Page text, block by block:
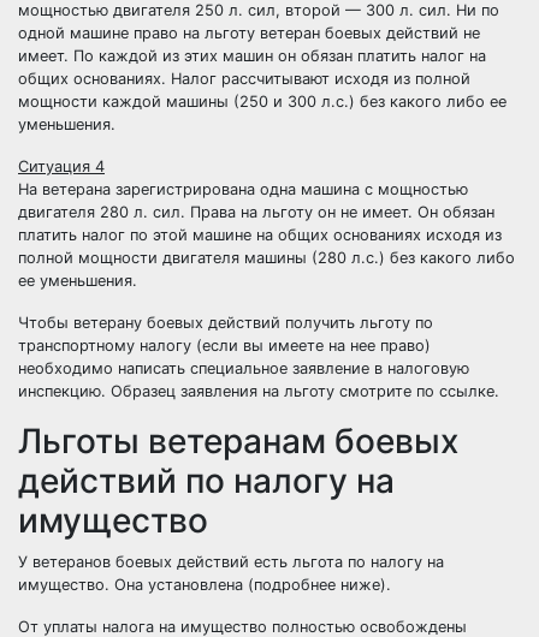
мощностью двигателя 250 л. сил, второй — 300 л. сил. Ни по
одной машине право на льготу ветеран боевых действий не
имеет. По каждой из этих машин он обязан платить налог на
общих основаниях. Налог рассчитывают исходя из полной
мощности каждой машины (250 и 300 л.с.) без какого либо ее
уменьшения.
Ситуация 4
На ветерана зарегистрирована одна машина с мощностью
двигателя 280 л. сил. Права на льготу он не имеет. Он обязан
платить налог по этой машине на общих основаниях исходя из
полной мощности двигателя машины (280 л.с.) без какого либо
ее уменьшения.
Чтобы ветерану боевых действий получить льготу по
транспортному налогу (если вы имеете на нее право)
необходимо написать специальное заявление в налоговую
инспекцию. Образец заявления на льготу смотрите по ссылке.
Льготы ветеранам боевых
действий по налогу на
имущество
У ветеранов боевых действий есть льгота по налогу на
имущество. Она установлена (подробнее ниже).
От уплаты налога на имущество полностью освобождены